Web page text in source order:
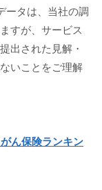
ータは、当社の調
すが、サービス
出された見解・
いことをご理解
ん保険ランキン